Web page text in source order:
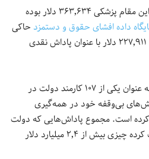
در سال گذشته حقوق دریافتی این مقام پزشکی ۳۶۳٬۶۳۴ دلار بوده
داده افشای حقوق و دستمزدحاکی
از آن است که دکتر دینا هینشاو ۲۲۷٬۹۱۱ دلار با عنوان پاداش نقدی
به گفته دولت استانی، هینشاو به عنوان یکی از ۱۰۷ کارمند دولت در
بی‌وقفه خود در همه‌گیری
کرده است. مجموع پاداش‌هایی که دولت
استانی به کارمندان خود پرداخت کرده چیزی بیش از ۲٬۴ میلیارد دلار